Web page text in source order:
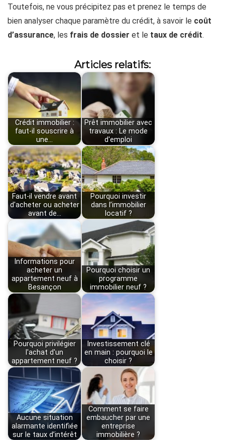
Toutefois, ne vous précipitez pas et prenez le temps de
bien analyser chaque paramètre du crédit, à savoir le coût
d’assurance, les frais de dossier et le taux de crédit.
Articles relatifs:
Crédit immobilier :
faut-il souscrire à
une…
Prêt immobilier avec
travaux : Le mode
d'emploi
Faut-il vendre avant
d'acheter ou acheter
avant de…
Pourquoi investir
dans l’immobilier
locatif ?
Informations pour
acheter un
appartement neuf à
Besançon
Pourquoi choisir un
programme
immobilier neuf ?
Pourquoi privilégier
l'achat d'un
appartement neuf ?
Investissement clé
en main : pourquoi le
choisir ?
Aucune situation
alarmante identifiée
sur le taux d’intérêt
Comment se faire
embaucher par une
entreprise
immobilière ?